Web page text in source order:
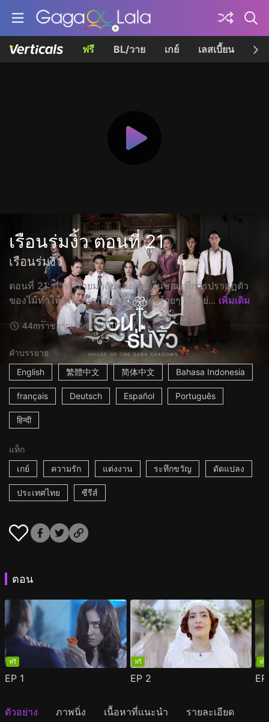
ฟรี BL/วาย เกย์ เลสเบี้ยน เค
เรือนร่มงิ้ว ตอนที่ 21
เรือนร่มงิ้ว
ตอนที่ 21: ก่ำทำร้ายมาลัยและเดช ในขณะที่การปรากฏตัว
ของไม้ทำให้บุหงานึกถึงความทรงจำร้ายๆ เรื่องย่... เพิ่มเติม
44mราชอาณาจักรไทย2021
คำบรรยาย
English
繁體中文 简体中文 Bahasa Indonesia
français Deutsch Español Português
हिन्दी
แท็ก
เกย์
ความรัก แต่งงาน ระทึกขวัญ ดัดแปลง
ประเทศไทย ซีรีส์
ตอน
ฟรี
EP 1
ฟรี
EP 2
ฟรี
ตัวอย่าง ภาพนิ่ง เนื้อหาที่แนะนำ รายละเอียด